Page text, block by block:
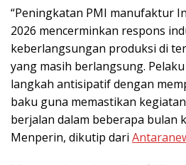
“Peningkatan PMI manufaktur
2026 mencerminkan respons
keberlangsungan produksi di
yang masih berlangsung.
langkah antisipatif dengan
baku guna memastikan
berjalan dalam beberapa bulan
Menperin, dikutip dari